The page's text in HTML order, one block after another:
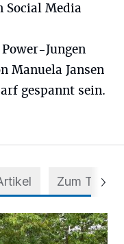
Social Media
Jungen
Manuela Jansen
gespannt sein.
Zum Thema